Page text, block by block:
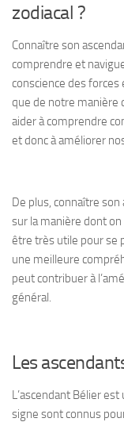
zodiacal ?
Connaître son
comprendre et
conscience des
que de notre manière
aider à comprendre
et donc à améliorer
De plus, connaître
sur la manière dont
être très utile pour se
une meilleure
peut contribuer à
général.
Les
L’ascendant Bélier
signe sont connus